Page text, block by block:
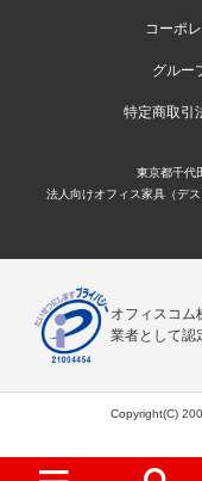
コーポ
グルー
特定商取引
東京都千代
法人向けオフィス家具（デ
オフィスコム
業者として認
Copyright(C)